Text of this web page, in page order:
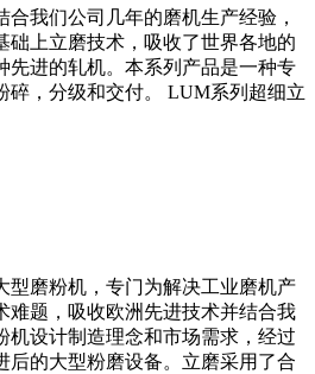
合我们公司几年的磨机生产经验，
础上立磨技术，吸收了世界各地的
先进的轧机。本系列产品是一种专
碎，分级和交付。 LUM系列超细立
型磨粉机，专门为解决工业磨机产
难题，吸收欧洲先进技术并结合我
机设计制造理念和市场需求，经过
后的大型粉磨设备。立磨采用了合